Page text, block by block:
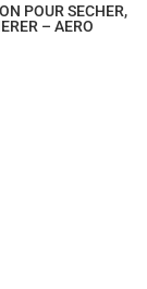
POUR SECHER,
– AERO